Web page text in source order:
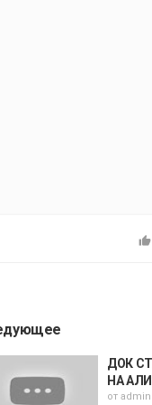
ДОК
НА
от admin